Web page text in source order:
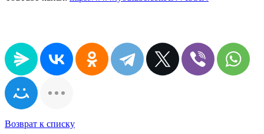
Возврат к списку